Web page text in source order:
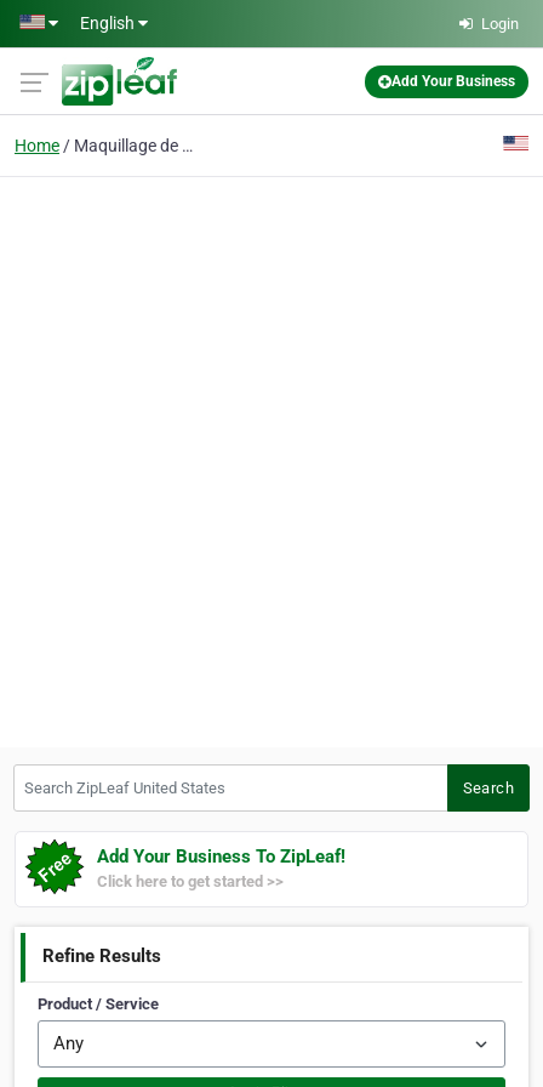
Skip to main content
English Login
Add Your Business
Home Maquillage de marque
Search
Add Your Business To ZipLeaf!
Click here to get started >>
Refine Results
Product / Service